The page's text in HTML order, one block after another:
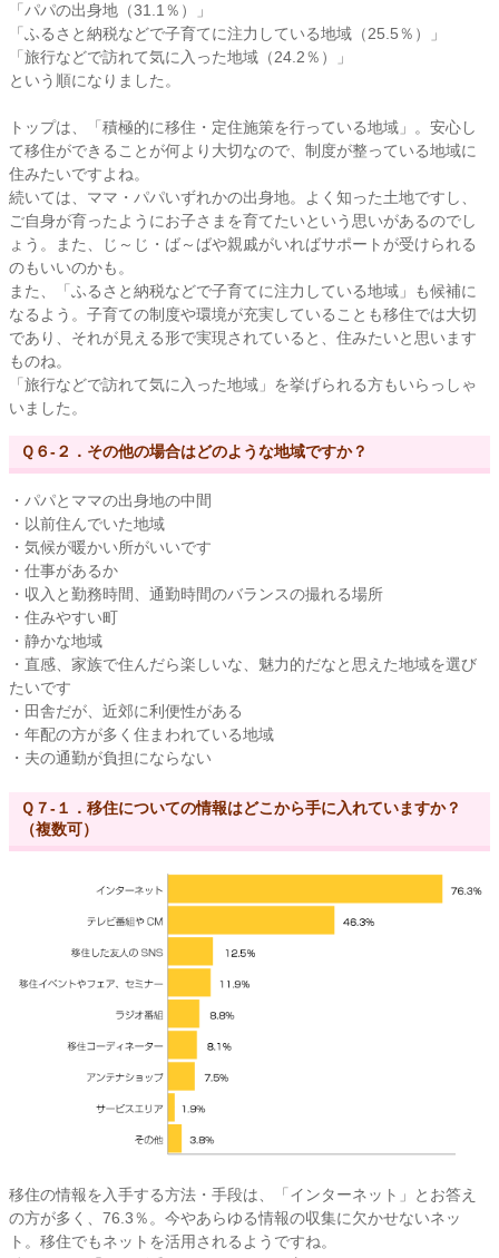
「パパの出身地（31.1％）」
「ふるさと納税などで子育てに注力している地域（25.5％）」
「旅行などで訪れて気に入った地域（24.2％）」
という順になりました。
トップは、「積極的に移住・定住施策を行っている地域」。安心し
て移住ができることが何より大切なので、制度が整っている地域に
住みたいですよね。
続いては、ママ・パパいずれかの出身地。よく知った土地ですし、
ご自身が育ったようにお子さまを育てたいという思いがあるのでし
ょう。また、じ～じ・ば～ばや親戚がいればサポートが受けられる
のもいいのかも。
また、「ふるさと納税などで子育てに注力している地域」も候補に
なるよう。子育ての制度や環境が充実していることも移住では大切
であり、それが見える形で実現されていると、住みたいと思います
ものね。
「旅行などで訪れて気に入った地域」を挙げられる方もいらっしゃ
いました。
Ｑ６-２．その他の場合はどのような地域ですか？
・パパとママの出身地の中間
・以前住んでいた地域
・気候が暖かい所がいいです
・仕事があるか
・収入と勤務時間、通勤時間のバランスの撮れる場所
・住みやすい町
・静かな地域
・直感、家族で住んだら楽しいな、魅力的だなと思えた地域を選び
たいです
・田舎だが、近郊に利便性がある
・年配の方が多く住まわれている地域
・夫の通勤が負担にならない
Ｑ７-１．移住についての情報はどこから手に入れていますか？
（複数可）
移住の情報を入手する方法・手段は、「インターネット」とお答え
の方が多く、76.3％。今やあらゆる情報の収集に欠かせないネッ
ト。移住でもネットを活用されるようですね。